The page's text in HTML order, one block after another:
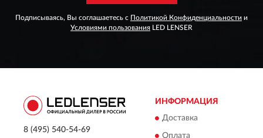
Подписываясь, Вы соглашаетесь с Политикой Конфиденциальности и
Условиями пользования LED LENSER
8 (495) 540-54-69
ИНФОРМАЦИЯ
Доставка
Оплата